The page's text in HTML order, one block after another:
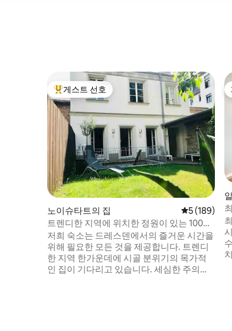
상위 게스트 선호
게스트 선호
노이슈타트의 집 평점 5점(5
5 (189)
트렌디한 지역에 위치한 정원이 있는 100평
방미터의 타운하우스
저희 숙소는 드레스덴에서의 즐거운 시간을
위해 필요한 모든 것을 제공합니다. 트렌디
한 지역 한가운데에 시골 분위기의 목가적
인 집이 기다리고 있습니다. 세심한 주의를
수